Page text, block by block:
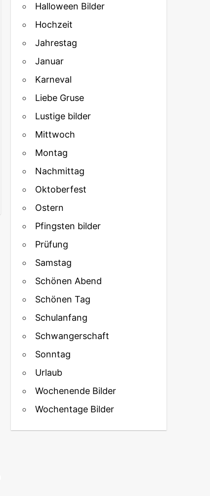
Halloween Bilder
Hochzeit
Jahrestag
Januar
Karneval
Liebe Gruse
Lustige bilder
Mittwoch
Montag
Nachmittag
Oktoberfest
Ostern
Pfingsten bilder
Prüfung
Samstag
Schönen Abend
Schönen Tag
Schulanfang
Schwangerschaft
Sonntag
Urlaub
Wochenende Bilder
Wochentage Bilder